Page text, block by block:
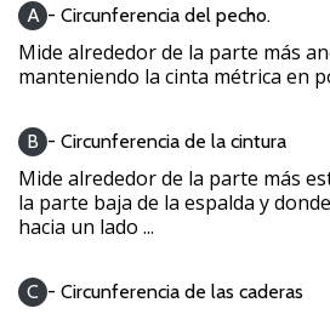
jugón?
¡Te
queremos
nuestro
equipo!
todos
A - Circunferencia del pecho.
Mide alrededor de la parte más
manteniendo la cinta métrica en
B - Circunferencia de la cintura
Mide alrededor de la parte más
la parte baja de la espalda y
hacia un lado ...
C - Circunferencia de las caderas